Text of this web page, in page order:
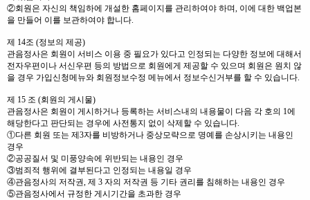
②회원은 자신의 책임하에 개설한 홈페이지를 관리하여야 하며, 이에 대한 백업본
을 만들어 이를 보관하여야 합니다.
제 14조 (정보의 제공)
관음정사은 회원이 서비스 이용 중 필요가 있다고 인정되는 다양한 정보에 대해서
전자우편이나 서신우편 등의 방법으로 회원에게 제공할 수 있으며 회원은 원치 않
을 경우 가입신청메뉴와 회원정보수정 메뉴에서 정보수신거부를 할 수 있습니다.
제 15 조 (회원의 게시물)
관음정사은 회원이 게시하거나 등록하는 서비스내의 내용물이 다음 각 호의 1에
해당한다고 판단되는 경우에 사전통지 없이 삭제할 수 있습니다.
①다른 회원 또는 제3자를 비방하거나 중상모략으로 명예를 손상시키는 내용인
경우
②공공질서 및 미풍양속에 위반되는 내용인 경우
③범죄적 행위에 결부된다고 인정되는 내용일 경우
④관음정사의 저작권, 제 3 자의 저작권 등 기타 권리를 침해하는 내용인 경우
⑤관음정사에서 규정한 게시기간을 초과한 경우